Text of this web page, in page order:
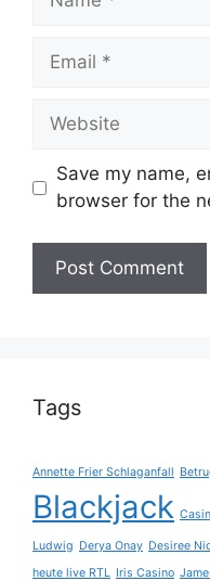
Email
Website
Save my name,
browser for the
Tags
Annette Frier Schlaganfall
Blackjack
Ludwig Derya Onay Desiree
heute live RTL Iris Casino